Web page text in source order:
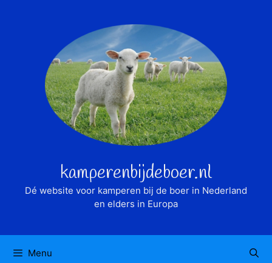
kamperenbijdeboer.nl
Dé website voor kamperen bij de boer in Nederland
en elders in Europa
Menu